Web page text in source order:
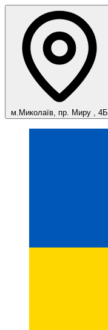
м.Миколаїв, пр. Миру , 4Б